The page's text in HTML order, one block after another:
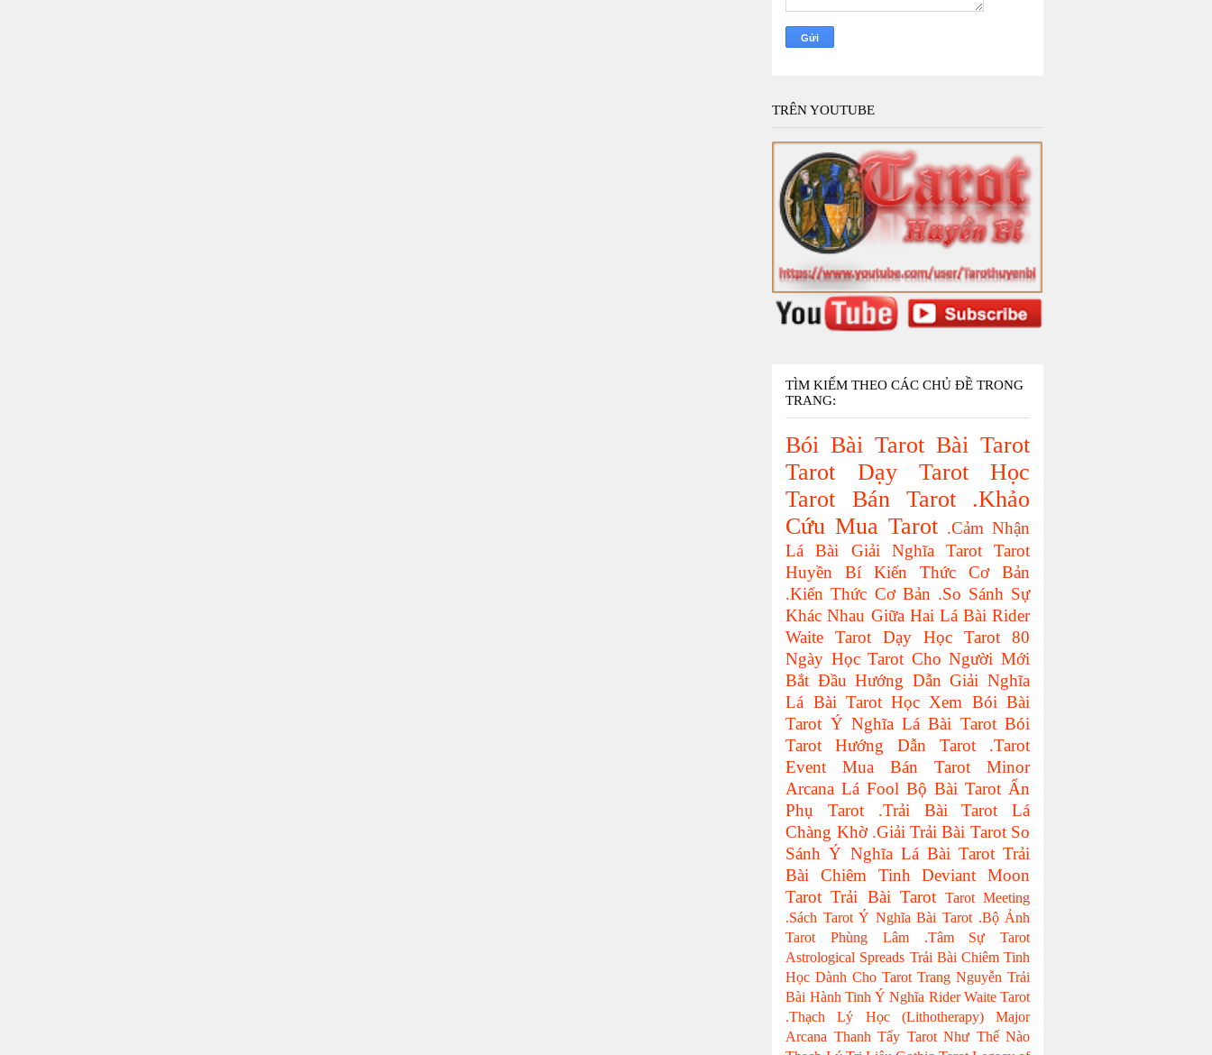
TRÊN YOUTUBE
TÌM KIẾM THEO CÁC CHỦ ĐỀ TRONG
TRANG:
Bói Bài Tarot Bài Tarot
Tarot
Dạy Tarot
Học
Tarot
Bán Tarot
.Khảo
Cứu Mua Tarot .Cảm Nhận
Lá Bài
Giải Nghĩa Tarot
Tarot
Huyền Bí
Kiến Thức Cơ Bản
.Kiến Thức Cơ Bản .So Sánh Sự
Khác Nhau Giữa Hai Lá Bài Rider
Waite Tarot
Dạy Học Tarot
80
Ngày Học Tarot Cho Người Mới
Bắt Đầu Hướng Dẫn Giải Nghĩa
Lá Bài Tarot Học Xem Bói Bài
Tarot Ý Nghĩa Lá Bài Tarot Bói
Tarot
Hướng Dẫn Tarot
.Tarot
Event
Mua Bán Tarot
Minor
Arcana Lá Fool Bộ Bài Tarot Ẩn
Phụ Tarot
.Trải Bài Tarot
Lá
Chàng Khờ .Giải Trải Bài Tarot So
Sánh Ý Nghĩa Lá Bài Tarot Trải
Bài Chiêm Tinh
Deviant Moon
Tarot Trải Bài Tarot
Tarot Meeting
.Sách Tarot Ý Nghĩa Bài Tarot .Bộ Ảnh
Tarot
Phùng Lâm
.Tâm Sự Tarot
Astrological Spreads Trải Bài Chiêm Tinh
Học Dành Cho Tarot Trang Nguyễn Trải
Bài Hành Tinh Ý Nghĩa Rider Waite Tarot
.Thạch Lý Học (Lithotherapy)
Major
Arcana Thanh Tẩy Tarot Như Thế Nào